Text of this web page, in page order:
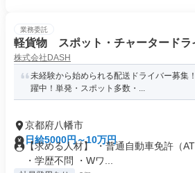
業務委託
軽貨物 スポット・チャータードラ
株式会社DASH
未経験から始められる配送ドライバー募集
躍中！単発・スポット多数・...
京都府八幡市
日給5000円～10万円
【求める人材】 ・普通自動車免許（
・学歴不問 ・Wワ...